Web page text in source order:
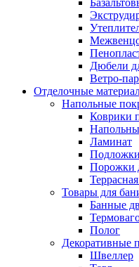
Дюбели
Ветро-
Отделочные
Напольные
Коврики
Ламинат
Подложки
Порожки
Товары для
Банные
Полог
Декоративные
Швеллер